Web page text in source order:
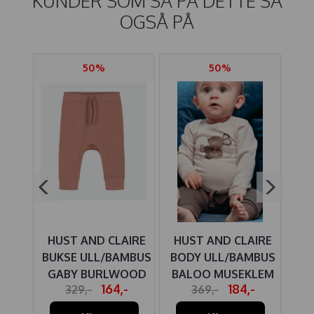
OGSÅ PÅ
50%
HUST AND CLAIRE
BUKSE ULL/BAMBUS
GABY BURLWOOD
329,-
164,-
50%
HUST AND CLAIRE
BODY ULL/BAMBUS
BALOO MUSEKLEM
FRENCH OAK
369,-
184,-